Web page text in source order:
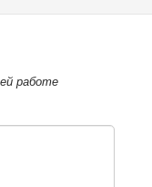
работе